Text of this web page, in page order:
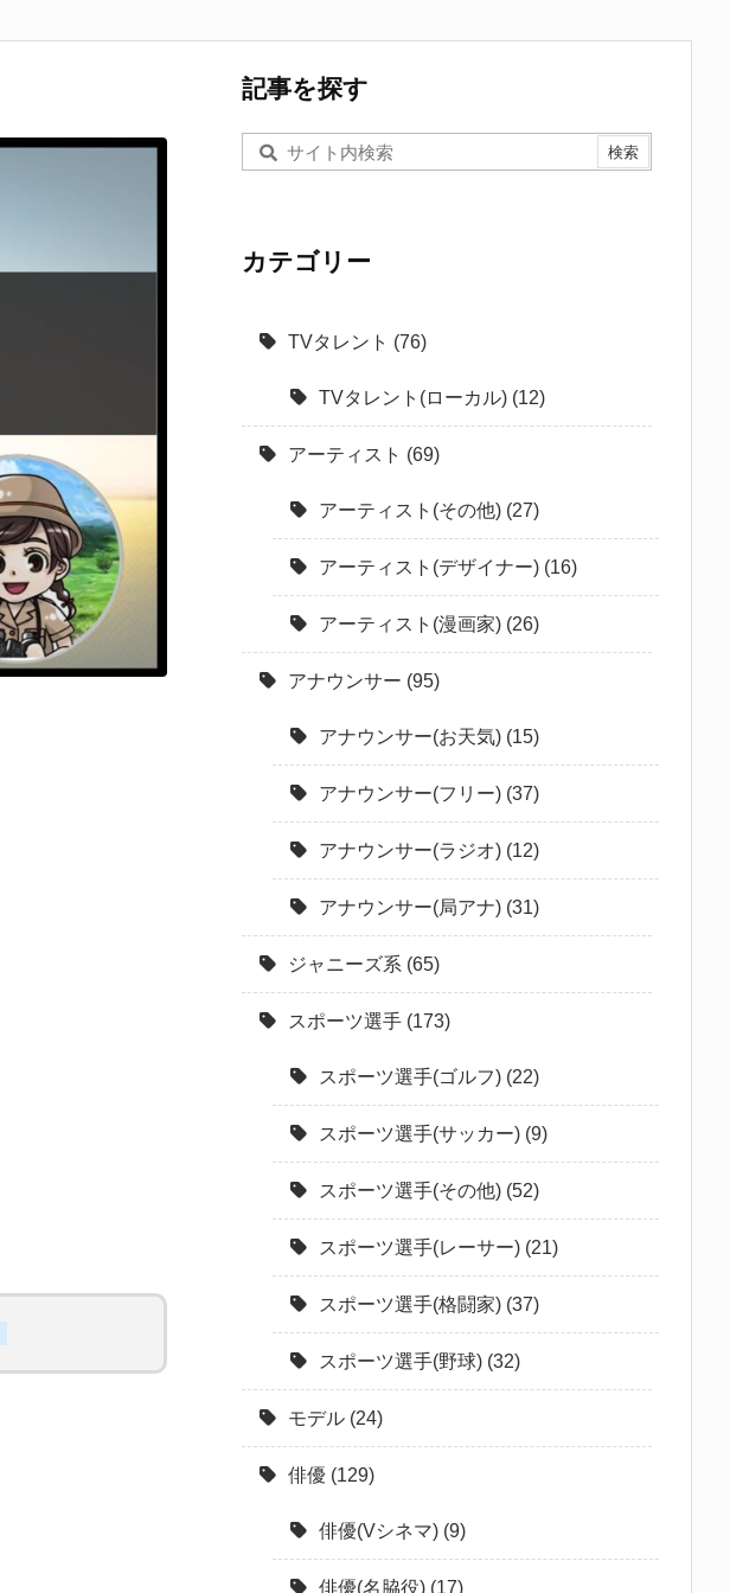
記事を探す
カテゴリー
TVタレント (76)
TVタレント(ローカル) (12)
アーティスト (69)
アーティスト(その他) (27)
アーティスト(デザイナー) (16)
アーティスト(漫画家) (26)
アナウンサー (95)
アナウンサー(お天気) (15)
アナウンサー(フリー) (37)
アナウンサー(ラジオ) (12)
アナウンサー(局アナ) (31)
ジャニーズ系 (65)
スポーツ選手 (173)
スポーツ選手(ゴルフ) (22)
スポーツ選手(サッカー) (9)
スポーツ選手(その他) (52)
スポーツ選手(レーサー) (21)
スポーツ選手(格闘家) (37)
スポーツ選手(野球) (32)
モデル (24)
俳優 (129)
俳優(Vシネマ) (9)
俳優(名脇役) (17)